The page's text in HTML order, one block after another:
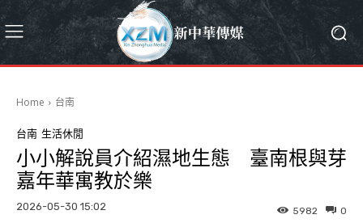
Home 台南
台南 生活休閒
小小解說員介紹濕地生態 臺南根與芽
嘉年華寓教於樂
2026-05-30 15:02 0
5982